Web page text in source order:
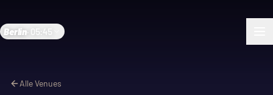
Berlin 05:45
Alle Venues